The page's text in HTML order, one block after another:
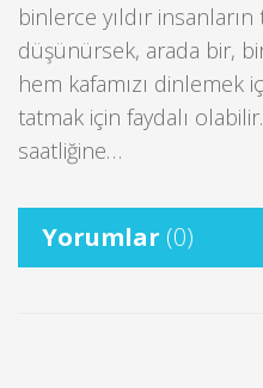
binlerce yıldır insanların
düşünürsek, arada bir,
hem kafamızı dinlemek
tatmak için faydalı
saatliğine…
Yorumlar (0)